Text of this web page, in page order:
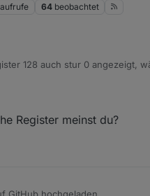
aufrufe 64 beobachtet
128 auch stur 0 angezeigt,
Skriptes auch 0 zeigt...
Register meinst du?